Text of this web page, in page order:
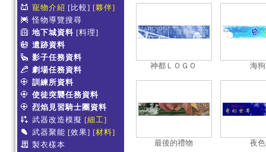
寵物介紹 [比較] [夥伴]
怪物導覽搜尋
地下城資料 [料理]
遺跡資料
影子任務資料
劇場任務資料
訓練所資料
使徒突襲任務資料
烈焰見習騎士團資料
武器改造模擬 [細工]
武器聚能 [效果] [材料]
製衣樣本
神都ＬＯＧＯ 海狗
最後的禮物 夜色